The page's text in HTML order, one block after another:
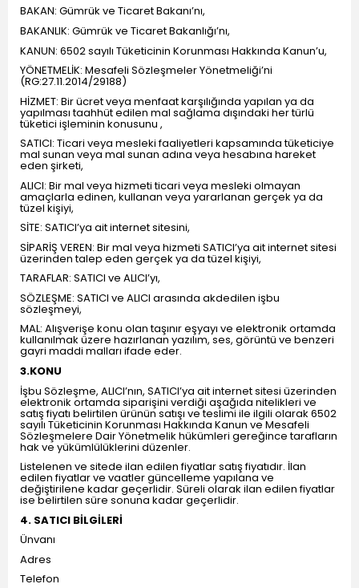
BAKAN: Gümrük ve Ticaret Bakanı’nı,
BAKANLIK: Gümrük ve Ticaret Bakanlığı’nı,
KANUN: 6502 sayılı Tüketicinin Korunması Hakkında Kanun’u,
YÖNETMELİK: Mesafeli Sözleşmeler Yönetmeliği’ni
(RG:27.11.2014/29188)
HİZMET: Bir ücret veya menfaat karşılığında yapılan ya da
yapılması taahhüt edilen mal sağlama dışındaki her türlü
tüketici işleminin konusunu ,
SATICI: Ticari veya mesleki faaliyetleri kapsamında tüketiciye
mal sunan veya mal sunan adına veya hesabına hareket
eden şirketi,
ALICI: Bir mal veya hizmeti ticari veya mesleki olmayan
amaçlarla edinen, kullanan veya yararlanan gerçek ya da
tüzel kişiyi,
SİTE: SATICI’ya ait internet sitesini,
SİPARİŞ VEREN: Bir mal veya hizmeti SATICI’ya ait internet sitesi
üzerinden talep eden gerçek ya da tüzel kişiyi,
TARAFLAR: SATICI ve ALICI’yı,
SÖZLEŞME: SATICI ve ALICI arasında akdedilen işbu
sözleşmeyi,
MAL: Alışverişe konu olan taşınır eşyayı ve elektronik ortamda
kullanılmak üzere hazırlanan yazılım, ses, görüntü ve benzeri
gayri maddi malları ifade eder.
3.KONU
İşbu Sözleşme, ALICI’nın, SATICI’ya ait internet sitesi üzerinden
elektronik ortamda siparişini verdiği aşağıda nitelikleri ve
satış fiyatı belirtilen ürünün satışı ve teslimi ile ilgili olarak 6502
sayılı Tüketicinin Korunması Hakkında Kanun ve Mesafeli
Sözleşmelere Dair Yönetmelik hükümleri gereğince tarafların
hak ve yükümlülüklerini düzenler.
Listelenen ve sitede ilan edilen fiyatlar satış fiyatıdır. İlan
edilen fiyatlar ve vaatler güncelleme yapılana ve
değiştirilene kadar geçerlidir. Süreli olarak ilan edilen fiyatlar
ise belirtilen süre sonuna kadar geçerlidir.
4. SATICI BİLGİLERİ
Ünvanı
Adres
Telefon